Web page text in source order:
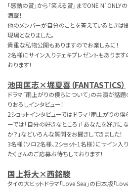
「感動の賞」から「笑える賞」までONE N’
満載！
他のメンバーが自分のことを答えているときは
現場となりました。
貴重な私物公開もありますのでお楽しみに！
2名様にサイン入りチェキプレゼントもあります
おります！
池田匡志×堀夏喜（FANTASTICS）
ドラマ「雨上がりの僕らについて」の共演が話
りおろしインタビュー！
2ショットインタビューではドラマ「雨上がりの僕
ーでは「自分の好きなところ」「あなたを好き
か？」などいろんな質問をお聞きしてきました！
3名様（ソロ2名様、2ショット1名様）にサイン入
たくさんのご応募お待ちしております！
国上将大×西銘駿
タイの大ヒットドラマ「Love Sea」の日本版「